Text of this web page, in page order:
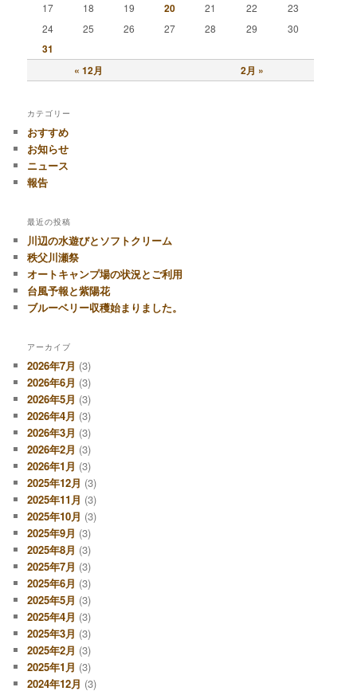
« 12月 2月 »
17
18 19 20 21 22
23
24
25 26 27 28 29 30
31
カテゴリー
おすすめ
お知らせ
ニュース
報告
最近の投稿
川辺の水遊びとソフトクリーム
秩父川瀬祭
オートキャンプ場の状況とご利用
台風予報と紫陽花
ブルーベリー収穫始まりました。
アーカイブ
2026年7月 (3)
2026年6月 (3)
2026年5月 (3)
2026年4月 (3)
2026年3月 (3)
2026年2月 (3)
2026年1月 (3)
2025年12月 (3)
2025年11月 (3)
2025年10月 (3)
2025年9月 (3)
2025年8月 (3)
2025年7月 (3)
2025年6月 (3)
2025年5月 (3)
2025年4月 (3)
2025年3月 (3)
2025年2月 (3)
2025年1月 (3)
2024年12月 (3)